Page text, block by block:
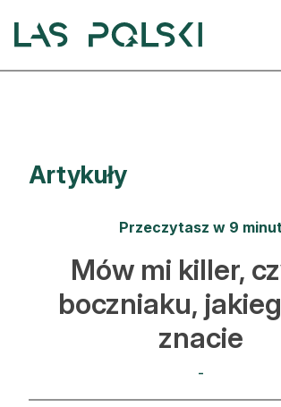
Artykuły
Hodowla lasu
Ochrona lasu
Nowe technologie
Artykuły
Przeczytasz w 9
Mów mi killer,
boczniaku,
znacie
-